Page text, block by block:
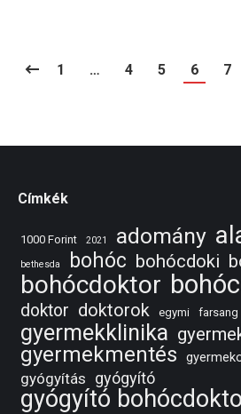
1 … 4 5 6 7
Címkék
1000 Forint 2021 adomány
bethesda bohóc bohócdoki
bohócdoktor
doktor doktorok egymi farsang
gyermekklinika
gyermekmentés
gyógyítás gyógyító
gyógyító